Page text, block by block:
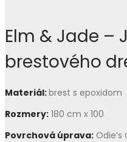
Elm & Jade –
brestového
Materiál:brest s epoxidom
Rozmery: 180 cm x 100
Povrchová úprava: Odie’s